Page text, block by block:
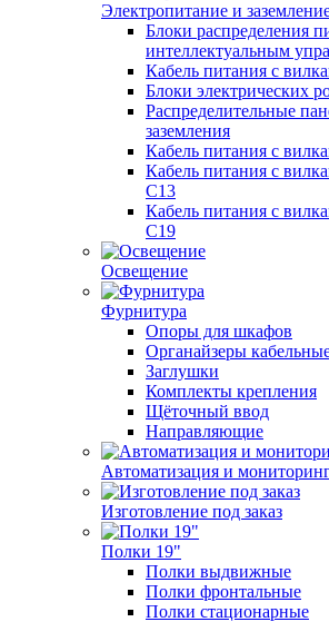
Электропитание и
Блоки распределения
интеллектуальным
Кабель питания с
Блоки электрических
Распределительные
заземления
Кабель питания с
Кабель питания с
C13
Кабель питания с
C19
Освещение
Фурнитура
Опоры для шкафов
Органайзеры
Заглушки
Комплекты крепления
Щёточный ввод
Направляющие
Автоматизация и
Изготовление под заказ
Полки 19"
Полки выдвижные
Полки фронтальные
Полки стационарные